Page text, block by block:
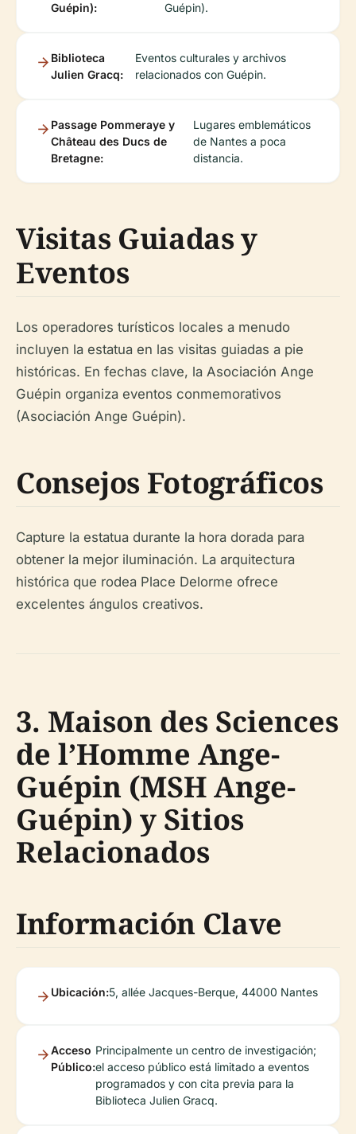
Guépin): Guépin).
Biblioteca
Julien Gracq:
Eventos culturales y archivos
relacionados con Guépin.
Passage Pommeraye y
Château des Ducs de
Bretagne:
Lugares emblemáticos
de Nantes a poca
distancia.
Visitas Guiadas y
Eventos
Los operadores turísticos locales a menudo
incluyen la estatua en las visitas guiadas a pie
históricas. En fechas clave, la Asociación Ange
Guépin organiza eventos conmemorativos
(Asociación Ange Guépin).
Consejos Fotográficos
Capture la estatua durante la hora dorada para
obtener la mejor iluminación. La arquitectura
histórica que rodea Place Delorme ofrece
excelentes ángulos creativos.
3. Maison des Sciences
de l’Homme Ange-
Guépin (MSH Ange-
Guépin) y Sitios
Relacionados
Información Clave
Ubicación:5, allée Jacques-Berque, 44000 Nantes
Acceso
Público:
Principalmente un centro de investigación;
el acceso público está limitado a eventos
programados y con cita previa para la
Biblioteca Julien Gracq.